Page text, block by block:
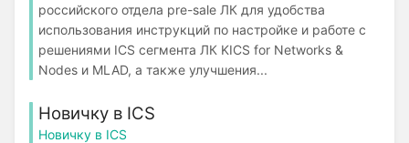
российского отдела pre-sale ЛК для удобства
использования инструкций по настройке и работе с
решениями ICS сегмента ЛК KICS for Networks &
Nodes и MLAD, а также улучшения...
Новичку в ICS
Новичку в ICS